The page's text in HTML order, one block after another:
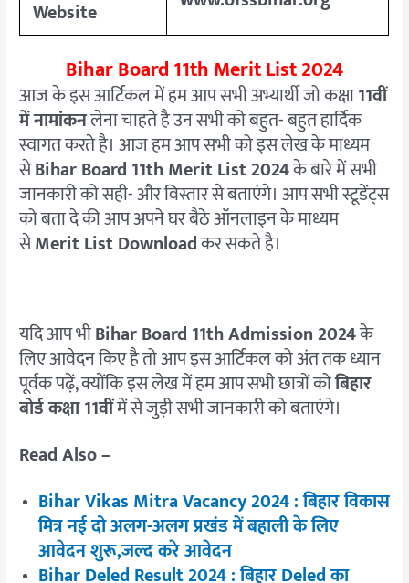
Website
Bihar Board 11th Merit List 2024
आज के इस आर्टिकल में हम आप सभी अभ्यार्थी जो कक्षा11वीं
में नामांकनलेना चाहते है उन सभी को बहुत- बहुत हार्दिक
स्वागत करते है। आज हम आप सभी को इस लेख के माध्यम
सेBihar Board 11th Merit List 2024के बारे में सभी
जानकारी को सही- और विस्तार से बताएंगे। आप सभी स्टूडेंट्स
को बता दे की आप अपने घर बैठे ऑनलाइन के माध्यम
सेMerit List Downloadकर सकते है।
यदि आप भीBihar Board 11th Admission 2024के
लिए आवेदन किए है तो आप इस आर्टिकल को अंत तक ध्यान
पूर्वक पढ़ें, क्योंकि इस लेख में हम आप सभी छात्रों कोबिहार
बोर्ड कक्षा 11वींमें से जुड़ी सभी जानकारी को बताएंगे।
Read Also –
Bihar Vikas Mitra Vacancy 2024 : बिहार विकास
मित्र नई दो अलग-अलग प्रखंड में बहाली के लिए
आवेदन शुरू,जल्द करे आवेदन
Bihar Deled Result 2024 : बिहार Deled का